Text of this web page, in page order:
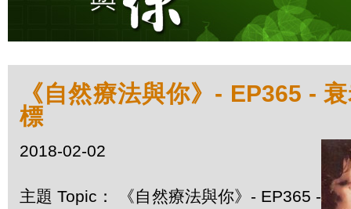
《自然療法與你》- EP365 -
標
2018-02-02
主題 Topic： 《自然療法與你》- EP365 -